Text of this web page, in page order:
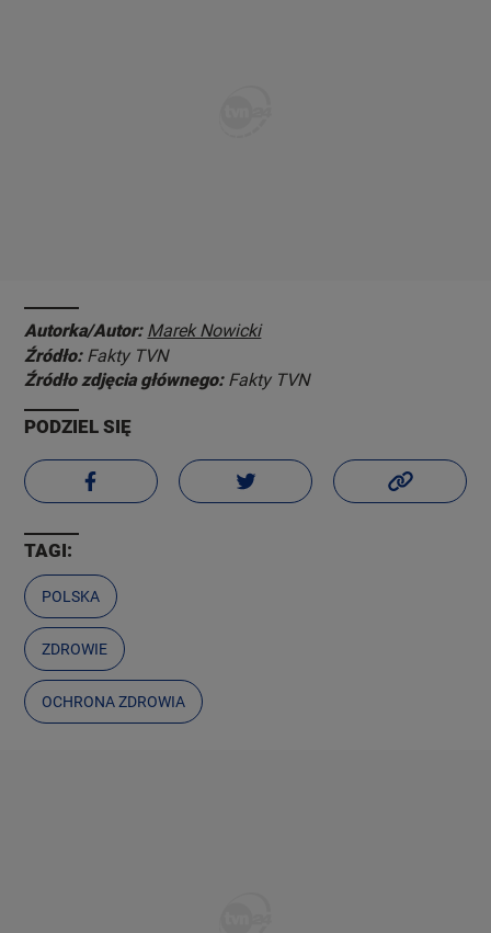
Autorka/Autor: Marek Nowicki
Źródło: Fakty TVN
Źródło zdjęcia głównego: Fakty TVN
PODZIEL SIĘ
TAGI:
POLSKA
ZDROWIE
OCHRONA ZDROWIA